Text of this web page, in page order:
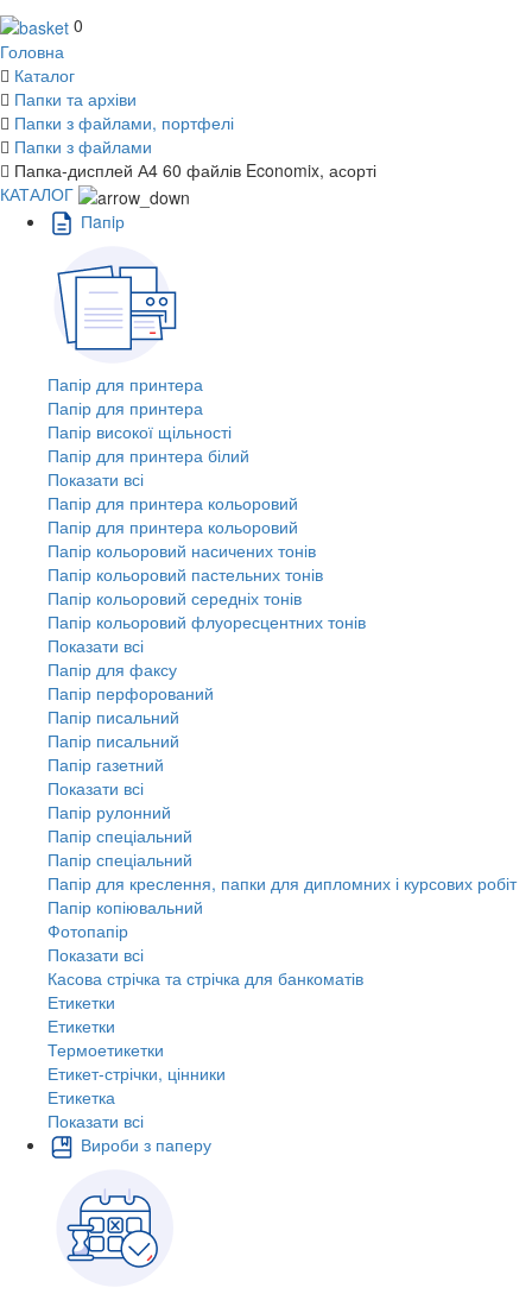
0
Головна
Каталог
Папки та архіви
Папки з файлами, портфелі
Папки з файлами
Папка-дисплей А4 60 файлів Economix, асорті
КАТАЛОГ
Пaпiр
Папір для принтера
Папір для принтера
Папір високої щільності
Папір для принтера білий
Показати всі
Папір для принтера кольоровий
Папір для принтера кольоровий
Папір кольоровий насичених тонів
Папір кольоровий пастельних тонів
Папір кольоровий середніх тонів
Папір кольоровий флуоресцентних тонів
Показати всі
Папір для факсу
Папір перфорований
Папір писальний
Папір писальний
Папір газетний
Показати всі
Папір рулонний
Папір спеціальний
Папір спеціальний
Папір для креслення, папки для дипломних і курсових робіт
Папір копіювальний
Фотопапір
Показати всі
Касова стрічка та стрічка для банкоматів
Етикетки
Етикетки
Термоетикетки
Етикет-стрічки, цінники
Етикетка
Показати всі
Вироби з паперу